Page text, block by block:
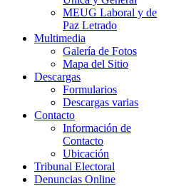
MEUG Laboral y de
Paz Letrado
Multimedia
Galería de Fotos
Mapa del Sitio
Descargas
Formularios
Descargas varias
Contacto
Información de
Contacto
Ubicación
Tribunal Electoral
Denuncias Online